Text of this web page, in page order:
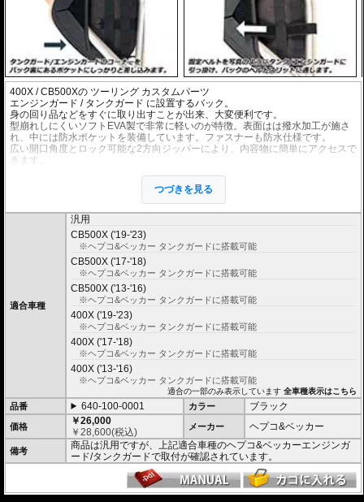
400X / CB500Xの ツーリング カスタムパーツ
エンジンガード / タンクガード に設置するバック。
身の回り品などをすぐに取り出すことが出来、大変便利です。
型崩れしにくいソフトEVA製で非常に軽いのが特徴。表面はは撥水加工が施さ
れ、中には防水ポケットを装備しています。ファスナーも防水仕様です。
広い開口角度とロック可能な2方向ジッパーにより、内容物に簡単にアクセスで
きます。
商品は汎用ですが、下記適合車種のヘプコ&ベッカーエンジンガード/タンクガ
ードで取付が確認されています。
つづきを見る
適合車種
汎用
CB500X ('19-'23)
※ヘプコ&ベッカー タンクガードに搭載可能
CB500X ('17-'18)
※ヘプコ&ベッカー タンクガードに搭載可能
CB500X ('13-'16)
※ヘプコ&ベッカー タンクガードに搭載可能
400X ('19-'23)
※ヘプコ&ベッカー タンクガードに搭載可能
400X ('17-'18)
※ヘプコ&ベッカー タンクガードに搭載可能
400X ('13-'16)
※ヘプコ&ベッカー タンクガードに搭載可能
適合の一部のみ表示しています全車種表示はこちら
品番 640-100-0001 カラー ブラック
価格
￥26,000
￥28,600(税込) メーカー ヘプコ&ベッカー
備考
商品は汎用ですが、上記適合車種のヘプコ&ベッカーエンジンガ
ード/タンクガードで取付が確認されています。